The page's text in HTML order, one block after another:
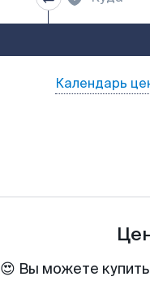
Календарь
😍 Вы можете